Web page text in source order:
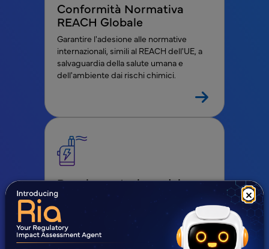
×
Conformità Normativa
REACH Globale
Garantire l'adesione alle normative
internazionali, simili al REACH dell'UE, a
salvaguardia della salute umana e
dell'ambiente dai rischi chimici.
Regolamentazione dei
Prodotti del Tabacco
Affidatevi a Freyr per soluzioni esperte
nella conformità normativa globale del
tabacco, garantendo innovazione e